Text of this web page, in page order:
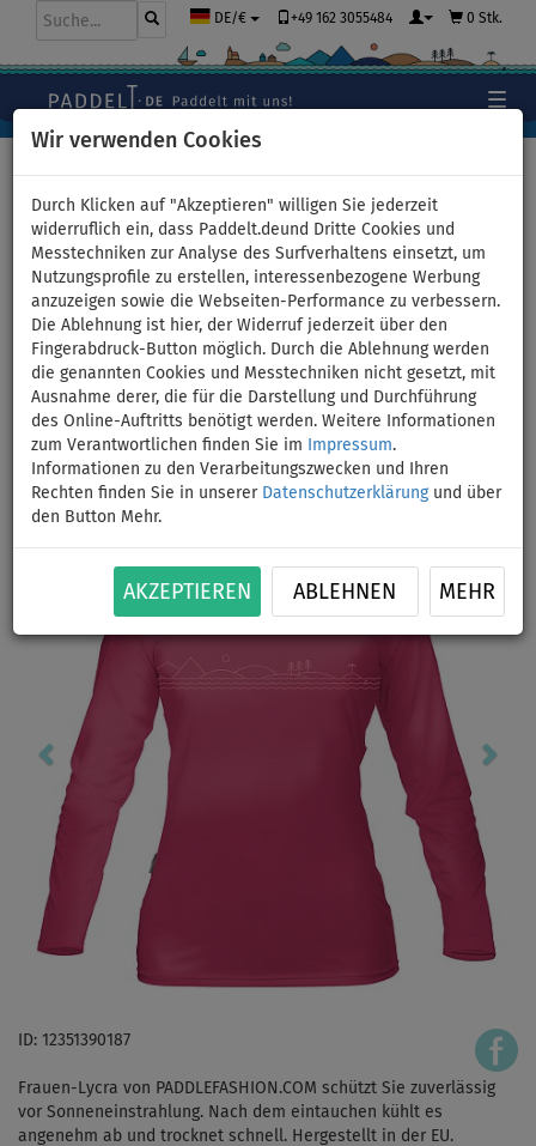
Wir verwenden Cookies
Durch Klicken auf "Akzeptieren" willigen Sie jederzeit
widerruflich ein, dass Paddelt.deund Dritte Cookies und
Messtechniken zur Analyse des Surfverhaltens einsetzt, um
Nutzungsprofile zu erstellen, interessenbezogene Werbung
anzuzeigen sowie die Webseiten-Performance zu verbessern.
Die Ablehnung ist hier, der Widerruf jederzeit über den
Fingerabdruck-Button möglich. Durch die Ablehnung werden
die genannten Cookies und Messtechniken nicht gesetzt, mit
Ausnahme derer, die für die Darstellung und Durchführung
des Online-Auftritts benötigt werden. Weitere Informationen
zum Verantwortlichen finden Sie im
Impressum.
Informationen zu den Verarbeitungszwecken und Ihren
Rechten finden Sie in unserer Datenschutzerklärungund über
den Button Mehr.
AKZEPTIEREN ABLEHNEN MEHR
DE/€ +49 162 3055484 0 Stk.
T-Shirt Damen
PADDLEBOARDING DARK PINK
Lycra langarm - Größe: XS
BIS
-8 %
Previous Next
ID: 12351390187
Frauen-Lycra von PADDLEFASHION.COM schützt Sie zuverlässig
vor Sonneneinstrahlung. Nach dem eintauchen kühlt es
angenehm ab und trocknet schnell. Hergestellt in der EU.